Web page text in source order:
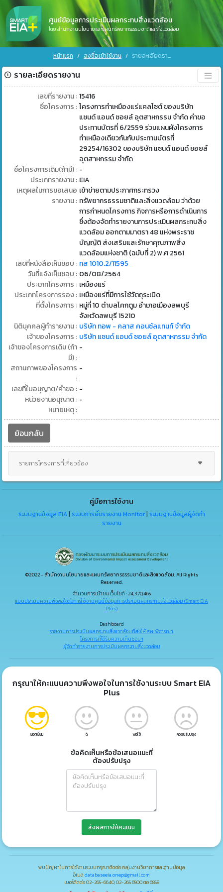
ศูนย์ข้อมูลการประเมินผลกระทบสิ่งแวดล้อม
โดย สำนักงานนโยบายและแผนทรัพยากรธรรมชาติและสิ่งแวดล้อม
หน้าแรก ลงชื่อเข้าใช้งาน รายละเอียดรายงาน
รายละเอียดรายงาน
เลขที่รายงาน : 15416
ชื่อโครงการ : โครงการทำเหมืองแร่แคลไซต์ ของบริษัท
แซนด์ แอนด์ ซอยล์ อุตสาหกรรม จำกัด คำขอ
ประทานบัตรที่ 6/2559 ร่วมแผนผังโครงการ
ทำเหมืองเดียวกันกับประทานบัตรที่
29254/16302 ของบริษัท แซนด์ แอนด์ ซอยล์
อุตสาหกรรม จำกัด
ชื่อโครงการเดิม(ถ้ามี) : -
ประเภทรายงาน : EIA
เหตุผลในการขอเสนอ
รายงาน :
เข้าข่ายตามประกาศกระทรวง
ทรัพยากรธรรมชาติและสิ่งแวดล้อม ว่าด้วย
การกำหนดโครงการ กิจการหรือการดำเนินการ
ซึ่งต้องจัดทำรายงานการประเมินผลกระทบสิ่ง
แวดล้อม ออกตามมาตรา 48 แห่งพระราช
บัญญัติ ส่งเสริมและรักษาคุณภาพสิ่ง
แวดล้อมแห่งชาติ (ฉบับที่ 2) พ.ศ 2561
เลขที่หนังสือเห็นชอบ : ทส 1010.2/11595
วันที่แจ้งเห็นชอบ : 06/08/2564
ประเภทโครงการ : เหมืองแร่
ประเภทโครงการรอง : เหมืองแร่ที่มีการใช้วัตถุระเบิด
ที่ตั้งโครงการ : หมู่ที่ 10 ตำบลโคกตูม อำเภอเมืองลพบุรี
จังหวัดลพบุรี 15210
นิติบุคคลผู้ทำรายงาน : บริษัท ทอพ - คลาส คอนซัลแทนท์ จำกัด
เจ้าของโครงการ : บริษัท แซนด์ แอนด์ ซอยล์ อุตสาหกรรม จำกัด
เจ้าของโครงการเดิม (ถ้า
มี) :
-
สถานภาพของโครงการ
:
-
เลขที่ใบอนุญาต/คำขอ : -
หน่วยงานอนุญาต : -
หมายเหตุ :
ย้อนกลับ
รายการโครงการที่เกี่ยวข้อง
คู่มือการใช้งาน
ระบบฐานข้อมูล EIA| ระบบการยื่นรายงาน Monitor| ระบบฐานข้อมูลผู้จัดทำ
รายงาน
©2022 - สำนักงานนโยบายและแผนทรัพยากรธรรมชาติและสิ่งแวดล้อม. All Rights
Reserved.
จำนวนการเข้าชมเว็บไซต์ : 24,370,465
แบบประเมินความพึงพอใจต่อการใช้งานศูนย์ข้อมูลการประเมินผลกระทบสิ่งแวดล้อม (Smart EIA
Plus)
Dashboard
รายงานการประเมินผลกระทบสิ่งแวดล้อมที่ส่งให้ สผ. พิจารณา
โครงการที่ได้รับความเห็นชอบฯ
ผู้จัดทำรายงานการประเมินผลกระทบสิ่งแวดล้อม
กรุณาให้คะแนนความพึงพอใจในการใช้งานระบบ Smart EIA
Plus
ยอดเยี่ยม ดี พอใช้ ควรปรับปรุง
ข้อคิดเห็นหรือข้อเสนอแนะที่
ต้องปรับปรุง
ส่งผลการให้คะแนน
พบปัญหาในการใช้งานระบบกรุณาติดต่อ กลุ่มงานวิชาการและฐานข้อมูล
อีเมล databaseeia.onep@gmail.com
เบอร์ติดต่อ 02-265-6640, 02-265 6500 ต่อ 6858